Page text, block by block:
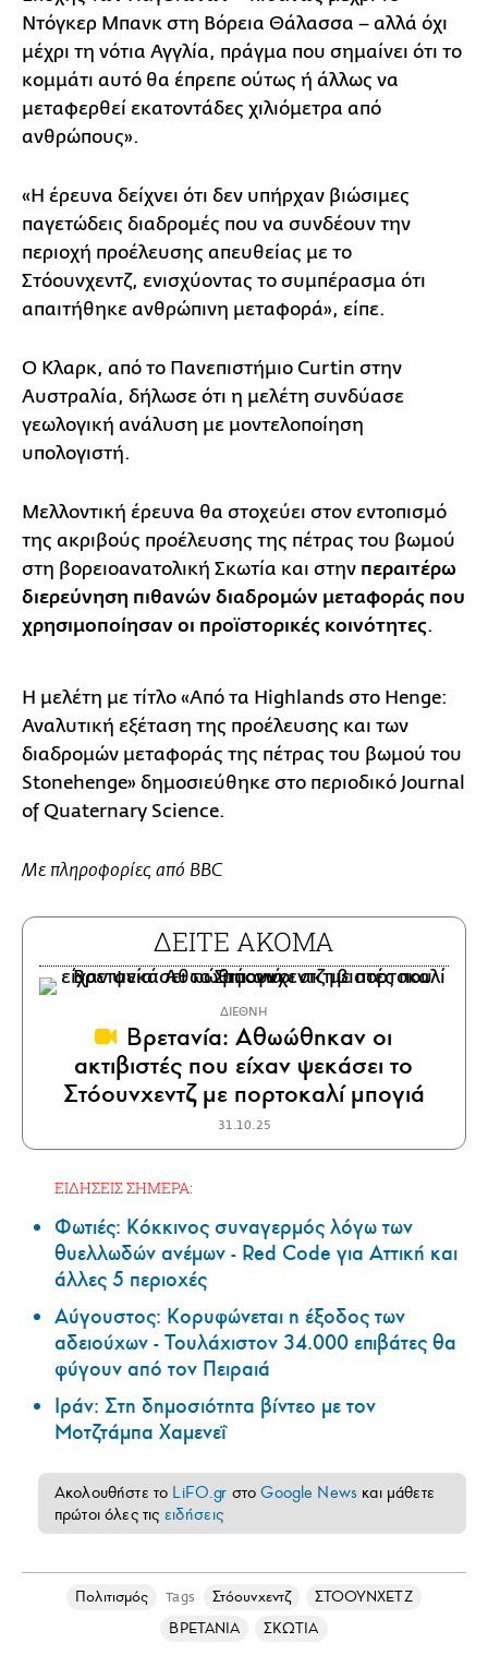
Ντόγκερ Μπανκ στη Βόρεια Θάλασσα – αλλά όχι
μέχρι τη νότια Αγγλία, πράγμα που σημαίνει ότι το
κομμάτι αυτό θα έπρεπε ούτως ή άλλως να
μεταφερθεί εκατοντάδες χιλιόμετρα από
ανθρώπους».
«Η έρευνα δείχνει ότι δεν υπήρχαν βιώσιμες
παγετώδεις διαδρομές που να συνδέουν την
περιοχή προέλευσης απευθείας με το
Στόουνχεντζ, ενισχύοντας το συμπέρασμα ότι
απαιτήθηκε ανθρώπινη μεταφορά», είπε.
Ο Κλαρκ, από το Πανεπιστήμιο Curtin στην
Αυστραλία, δήλωσε ότι η μελέτη συνδύασε
γεωλογική ανάλυση με μοντελοποίηση
υπολογιστή.
Μελλοντική έρευνα θα στοχεύει στον εντοπισμό
της ακριβούς προέλευσης της πέτρας του βωμού
στη βορειοανατολική Σκωτία και στην περαιτέρω
διερεύνηση πιθανών διαδρομών μεταφοράς που
χρησιμοποίησαν οι προϊστορικές κοινότητες.
Η μελέτη με τίτλο «Από τα Highlands στο Henge:
Αναλυτική εξέταση της προέλευσης και των
διαδρομών μεταφοράς της πέτρας του βωμού του
Stonehenge» δημοσιεύθηκε στο περιοδικό Journal
of Quaternary Science.
Με πληροφορίες από BBC
ΔΕΙΤΕ ΑΚΟΜΑ
ΔΙΕΘΝΗ
Βρετανία: Αθωώθηκαν οι
ακτιβιστές που είχαν ψεκάσει το
Στόουνχεντζ με πορτοκαλί μπογιά
31.10.25
ΕΙΔΗΣΕΙΣ ΣΗΜΕΡΑ:
Φωτιές: Κόκκινος συναγερμός λόγω των
θυελλωδών ανέμων - Red Code για Αττική και
άλλες 5 περιοχές
Αύγουστος: Κορυφώνεται η έξοδος των
αδειούχων - Τουλάχιστον 34.000 επιβάτες θα
φύγουν από τον Πειραιά
Ιράν: Στη δημοσιότητα βίντεο με τον
Μοτζτάμπα Χαμενεΐ
Ακολουθήστε το LiFO.gr στοGoogle News και μάθετε
πρώτοι όλες τις ειδήσεις
Πολιτισμός Tags Στόουνχεντζ
ΣΤΟΟΥΝΧΕΤΖ
ΒΡΕΤΑΝΙΑ
ΣΚΩΤΙΑ